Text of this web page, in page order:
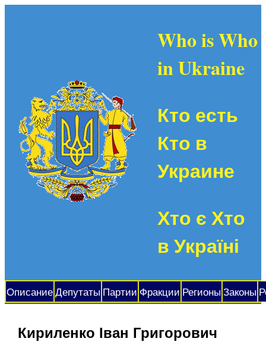
Who is Who
in Ukraine
Кто есть
Кто в
Украине
Хто є Хто
в Україні
Описание Депутаты Партии Фракции Регионы Законы
Кириленко Іван Григорович